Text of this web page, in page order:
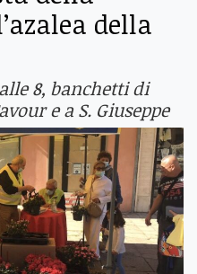
della
8, banchetti di
e a S. Giuseppe